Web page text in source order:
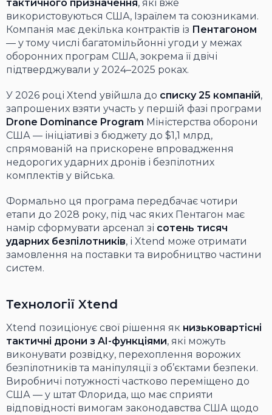
тактичного призначення, які вже
використовуються США, Ізраїлем та союзниками.
Компанія має декілька контрактів із Пентагоном
— у тому числі багатомільйонні угоди у межах
оборонних програм США, зокрема її двічі
підтверджували у 2024–2025 роках.
У 2026 році Xtend увійшла до списку 25 компаній,
запрошених взяти участь у першій фазі програми
Drone Dominance Program Міністерства оборони
США — ініціативі з бюджету до $1,1 млрд,
спрямованій на прискорене впровадження
недорогих ударних дронів і безпілотних
комплектів у війська.
Формально ця програма передбачає чотири
етапи до 2028 року, під час яких Пентагон має
намір сформувати арсенал зі сотень тисяч
ударних безпілотників, і Xtend може отримати
замовлення на поставки та виробництво частини
систем.
Технології Xtend
Xtend позиціонує свої рішення як низьковартісні
тактичні дрони з AI-функціями, які можуть
виконувати розвідку, перехоплення ворожих
безпілотників та маніпуляції з об’єктами безпеки.
Виробничі потужності частково переміщено до
США — у штат Флорида, що має сприяти
відповідності вимогам законодавства США щодо